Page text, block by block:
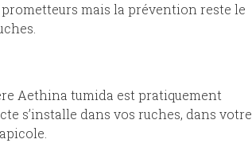
mais la prévention reste le
Aethina tumida est pratiquement
s’installe dans vos ruches, dans votre